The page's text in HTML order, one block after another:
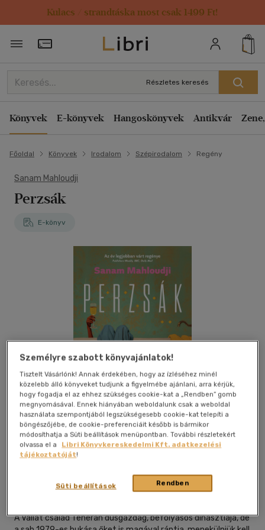
Kulacs / strandtáska most csak 1499 Ft!
Törzsvásárlói Kártya adatai
Részletes keresés
Könyvek E-könyvek Hangoskönyvek Antikvár
Főoldal Könyvek Irodalom Szépirodalom Regény
Sanam Mahloudji
Perzsák
E-könyv
Beleolvasok Kívánságlistához adom Megosztom
Európa Könyvkiadó|2026 magyar nyelvű
A Valiát család Teherán dúsgazdag, befolyásos dinasztiája, de
Személyre szabott könyvajánlatok!
Tisztelt Vásárlónk! Annak érdekében, hogy az ízléséhez minél
közelebb álló könyveket tudjunk a figyelmébe ajánlani, arra kérjük,
hogy fogadja el az ehhez szükséges cookie-kat a „Rendben” gomb
megnyomásával. Ennek hiányában weboldalunk csak a weboldal
használata szempontjából legszükségesebb cookie-kat telepíti a
böngészőjébe, de cookie-preferenciáit később is bármikor
módosíthatja a Süti beállítások menüpontban. További részletekért
olvassa el a
Libri Könyvkereskedelmi Kft. adatkezelési
tájékoztatóját!
Rendben
Süti beállítások